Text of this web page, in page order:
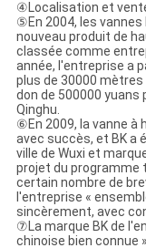
④Localisation et
⑤En 2004, les vannes
nouveau produit de
classée comme
année, l'entreprise a
plus de 30000
don de 500000 yuans
Qinghu.
⑥En 2009, la vanne à
avec succès, et BK a
ville de Wuxi et
projet du programme
certain nombre de
l'entreprise «
sincèrement, avec
⑦La marque BK de
chinoise bien connue